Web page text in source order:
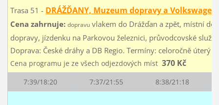
Trasa 51 - DRÁŽĎANY, Muzeum dopravy a Volkswagen
Cena zahrnuje: dopravuvlakem do Drážďan a zpět, místní
dopravy, jízdenku na Parkovou železnici, průvodcovské
Doprava: České dráhy a DB Regio. Termíny: celoročně úterý
Cena programu je ze všech odjezdových míst 370 Kč
7:39/18:20 7:37/21:55 8:38/21:18